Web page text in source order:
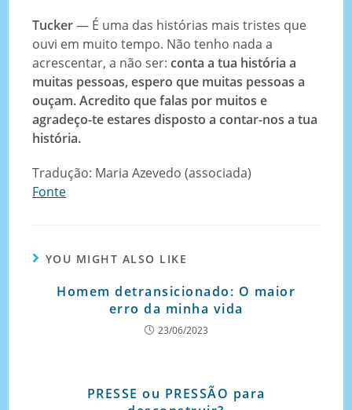
Tucker— É uma das histórias mais tristes que
ouvi em muito tempo. Não tenho nada a
acrescentar, a não ser:conta a tua história a
muitas pessoas, espero que muitas pessoas a
ouçam. Acredito que falas por muitos e
agradeço-te estares disposto a contar-nos a tua
história.
Tradução: Maria Azevedo (associada)
Fonte
YOU MIGHT ALSO LIKE
Homem detransicionado: O maior
erro da minha vida
23/06/2023
PRESSE ou PRESSÃO para